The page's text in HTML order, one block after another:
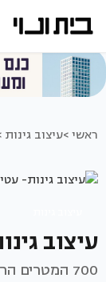
ראשי >עיצוב גינות
עיצוב
700